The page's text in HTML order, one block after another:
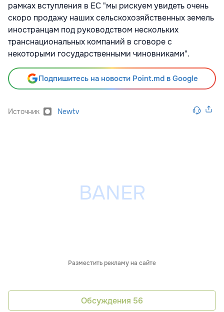
рамках вступления в ЕС "мы рискуем увидеть очень
скоро продажу наших сельскохозяйственных земель
иностранцам под руководством нескольких
транснациональных компаний в сговоре с
некоторыми государственными чиновниками".
Подпишитесь на новости Point.md в Google
Источник Newtv
Разместить рекламу на сайте
Обсуждения 56